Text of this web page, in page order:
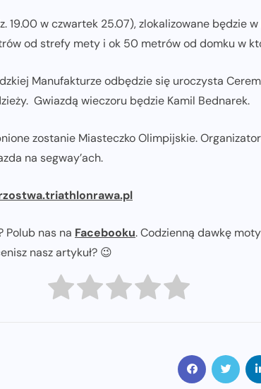
19.00 w czwartek 25.07), zlokalizowane będzie w
od strefy mety i ok 50 metrów od domku w
Manufakturze odbędzie się uroczysta
Gwiazdą wieczoru będzie Kamil Bednarek.
zostanie Miasteczko Olimpijskie.
na segway’ach.
Polub nas na Facebooku. Codzienną dawkę
nasz artykuł? 😉